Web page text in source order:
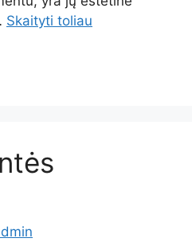
Skaityti toliau